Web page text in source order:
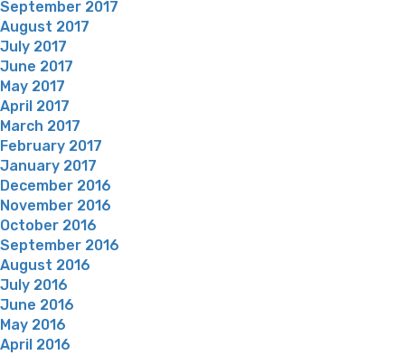
September 2017
August 2017
July 2017
June 2017
May 2017
April 2017
March 2017
February 2017
January 2017
December 2016
November 2016
October 2016
September 2016
August 2016
July 2016
June 2016
May 2016
April 2016